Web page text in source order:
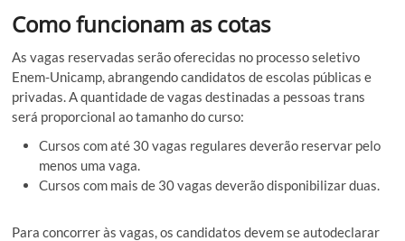
Como funcionam as cotas
As vagas reservadas serão oferecidas no processo seletivo
Enem-Unicamp, abrangendo candidatos de escolas públicas e
privadas. A quantidade de vagas destinadas a pessoas trans
será proporcional ao tamanho do curso:
Cursos com até 30 vagas regulares deverão reservar pelo
menos uma vaga.
Cursos com mais de 30 vagas deverão disponibilizar duas.
Para concorrer às vagas, os candidatos devem se autodeclarar